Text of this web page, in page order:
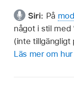
Siri: På
något i stil med
(inte tillgängligt
Läs mer om